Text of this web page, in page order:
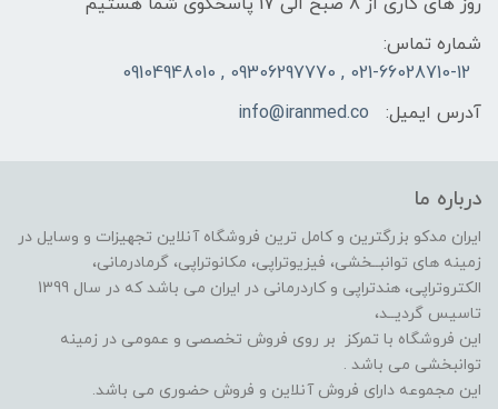
شماره تماس:
021-66028710-12 , 09306297770 , 09104948010
آدرس ایمیل:
info@iranmed.co
درباره ما
ایران مدکو بزرگترین و کامل ترین فروشگاه آنلاین تجهیزات و وسایل در
زمینه های توانبــخشی، فیزیوتراپی، مکانوتراپی، گرمادرمانی،
الکتروتراپی، هندتراپی و کاردرمانی در ایران می باشد که در سال 1399
تاسیس گردیــد،
این فروشگاه با تمرکز بر روی فروش تخصصی و عمومی در زمینه
توانبخشی می باشد .
این مجموعه دارای فروش آنلاین و فروش حضوری می باشد.